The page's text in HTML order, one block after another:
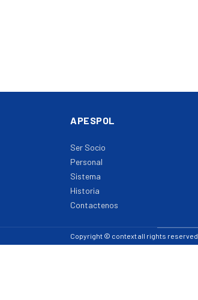
APESPOL
Ser Socio
Personal
Sistema
Historia
Contactenos
Copyright © context all rights reserved.